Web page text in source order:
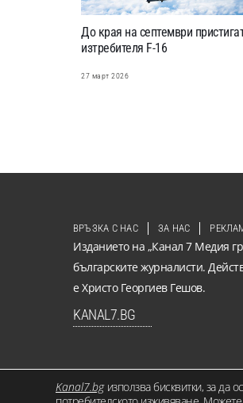
До края на септември
изтребителя F-16
27 март 2026
Изданието на „Канал 7 Медия
българските журналисти.
е Христо Георгиев Гешов.
KANAL7.BG
ВРЪЗКА С НАС ЗА НАС
© 2026 KANAL7.BG – МЕСТЕН ГЛАС.
Kanal7.bgизползва бисквитки, за да